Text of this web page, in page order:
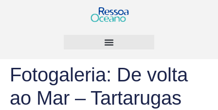
Fotogaleria: De volta
ao Mar – Tartarugas